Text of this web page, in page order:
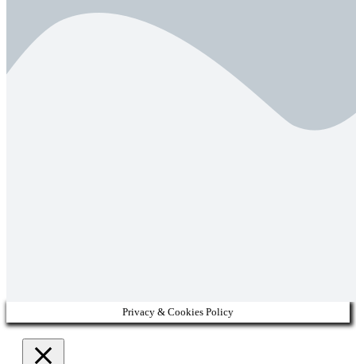
Privacy & Cookies Policy